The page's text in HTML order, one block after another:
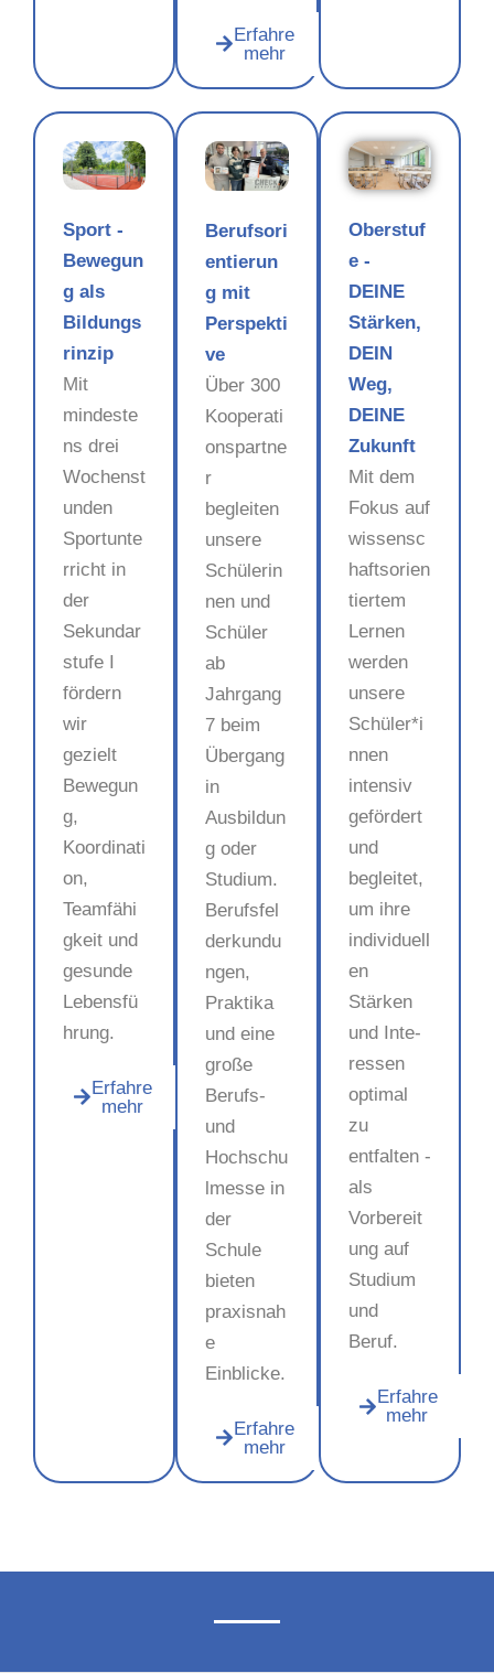
Erfahre
mehr
Sport -
Bewegun
g als
Bildungs
rinzip
Mit
mindeste
ns drei
Wochenst
unden
Sportunte
rricht in
der
Sekundar
stufe I
fördern
wir
gezielt
Bewegun
g,
Koordinati
on,
Teamfähi
gkeit und
gesunde
Lebensfü
hrung.
Erfahre
mehr
Berufsori
entierun
g mit
Perspekti
ve
Über 300
Kooperati
onspartne
r
begleiten
unsere
Schülerin
nen und
Schüler
ab
Jahrgang
7 beim
Übergang
in
Ausbildun
g oder
Studium.
Berufsfel
derkundu
ngen,
Praktika
und eine
große
Berufs-
und
Hochschu
lmesse in
der
Schule
bieten
praxisnah
e
Einblicke.
Erfahre
mehr
Oberstuf
e -
DEINE
Stärken,
DEIN
Weg,
DEINE
Zukunft
Mit dem
Fokus auf
wissensc
haftsorien
tiertem
Lernen
werden
unsere
Schüler*i
nnen
intensiv
gefördert
und
begleitet,
um ihre
individuell
en
Stärken
und Inte­
ressen
optimal
zu
entfalten -
als
Vorbereit
ung auf
Studium
und
Beruf.
Erfahre
mehr